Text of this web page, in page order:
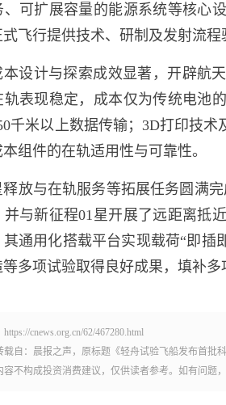
、可扩展容量的能源系统等核心
飞行提供技术、研制及发射流程
本设计与探索成效显著，开辟航
轨表现稳定，成本仅为传统电池
千米以上数据传输；3D打印技
组件的在轨适用性与可靠性。
释放与在轨服务等拓展任务圆满
并与新征程01星开展了远距离抵
其通用化搭载平台实现载荷“即插
多项试验取得良好成果，填补多
cnews.org.cn/62/467280.html
载自：晨报之声，原标题《轻舟试验飞船发布首批
容不构成投资消费建议，仅供读者参考。如有问题，